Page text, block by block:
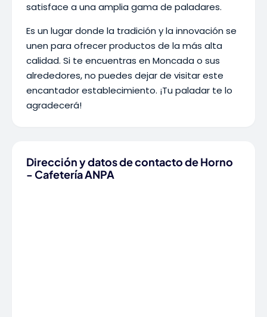
satisface a una amplia gama de paladares.
Es un lugar donde la tradición y la innovación se
unen para ofrecer productos de la más alta
calidad. Si te encuentras en Moncada o sus
alrededores, no puedes dejar de visitar este
encantador establecimiento. ¡Tu paladar te lo
agradecerá!
Dirección y datos de contacto de Horno
- Cafetería ANPA